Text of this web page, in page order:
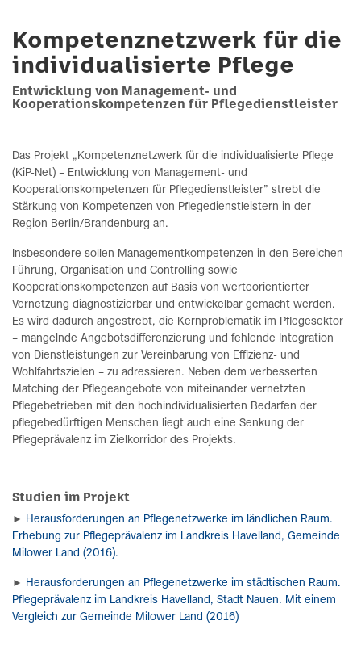
Kompetenznetzwerk für die
individualisierte Pflege
Entwicklung von Management- und
Kooperationskompetenzen für Pflegedienstleister
Das Projekt „Kompetenznetzwerk für die individualisierte Pflege
(KiP-Net) – Entwicklung von Management- und
Kooperationskompetenzen für Pflegedienstleister” strebt die
Stärkung von Kompetenzen von Pflegedienstleistern in der
Region Berlin/Brandenburg an.
Insbesondere sollen Managementkompetenzen in den Bereichen
Führung, Organisation und Controlling sowie
Kooperationskompetenzen auf Basis von werteorientierter
Vernetzung diagnostizierbar und entwickelbar gemacht werden.
Es wird dadurch angestrebt, die Kernproblematik im Pflegesektor
– mangelnde Angebotsdifferenzierung und fehlende Integration
von Dienstleistungen zur Vereinbarung von Effizienz- und
Wohlfahrtszielen – zu adressieren. Neben dem verbesserten
Matching der Pflegeangebote von miteinander vernetzten
Pflegebetrieben mit den hochindividualisierten Bedarfen der
pflegebedürftigen Menschen liegt auch eine Senkung der
Pflegeprävalenz im Zielkorridor des Projekts.
Studien im Projekt
►
Herausforderungen an Pflegenetzwerke im ländlichen Raum.
Erhebung zur Pflegeprävalenz im Landkreis Havelland, Gemeinde
Milower Land (2016).
►
Herausforderungen an Pflegenetzwerke im städtischen Raum.
Pflegeprävalenz im Landkreis Havelland, Stadt Nauen. Mit einem
Vergleich zur Gemeinde Milower Land (2016)